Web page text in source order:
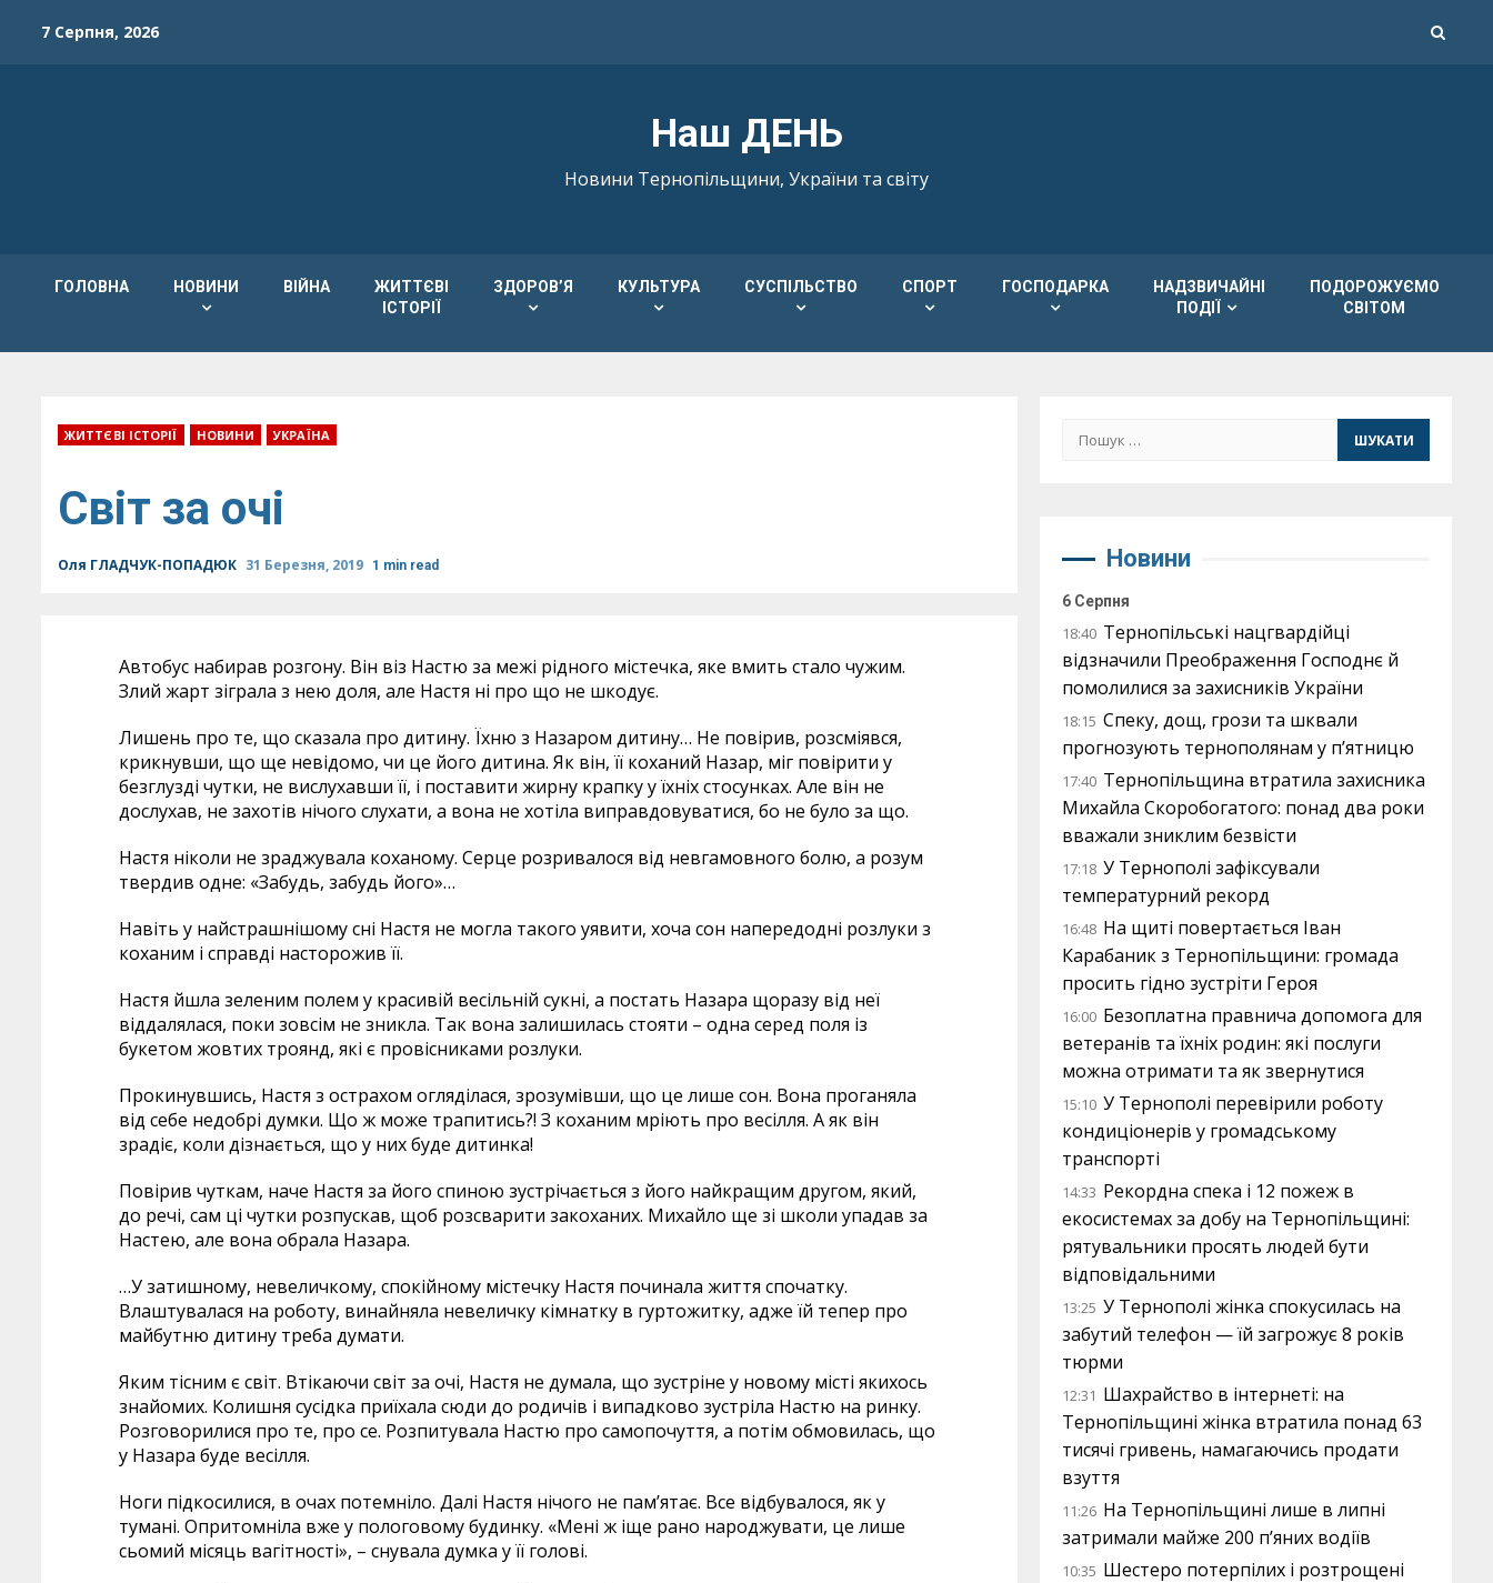
7 Серпня, 2026
Наш ДЕНЬ
Новини Тернопільщини, України та світу
ГОЛОВНА НОВИНИ ВІЙНА
ЖИТТЄВІ
ІСТОРІЇ
ЗДОРОВ’Я КУЛЬТУРА СУСПІЛЬСТВО СПОРТ ГОСПОДАРКА
НАДЗВИЧАЙНІ
ПОДІЇ
ПОДОРОЖУЄМО
СВІТОМ
ЖИТТЄВІ ІСТОРІЇ НОВИНИ УКРАЇНА
Світ за очі
Оля ГЛАДЧУК-ПОПАДЮК 31 Березня, 2019 1 min read
Автобус набирав розгону. Він віз Настю за межі рідного містечка, яке вмить стало чужим.
Злий жарт зіграла з нею доля, але Настя ні про що не шкодує.
Лишень про те, що сказала про дитину. Їхню з Назаром дитину… Не повірив, розсміявся,
крикнувши, що ще невідомо, чи це його дитина. Як він, її коханий Назар, міг повірити у
безглузді чутки, не вислухавши її, і поставити жирну крапку у їхніх стосунках. Але він не
дослухав, не захотів нічого слухати, а вона не хотіла виправдовуватися, бо не було за що.
Настя ніколи не зраджувала коханому. Серце розривалося від невгамовного болю, а розум
твердив одне: «Забудь, забудь його»…
Навіть у найстрашнішому сні Настя не могла такого уявити, хоча сон напередодні розлуки з
коханим і справді насторожив її.
Настя йшла зеленим полем у красивій весільній сукні, а постать Назара щоразу від неї
віддалялася, поки зовсім не зникла. Так вона залишилась стояти – одна серед поля із
букетом жовтих троянд, які є провісниками розлуки.
Прокинувшись, Настя з острахом огляділася, зрозумівши, що це лише сон. Вона проганяла
від себе недобрі думки. Що ж може трапитись?! З коханим мріють про весілля. А як він
зрадіє, коли дізнається, що у них буде дитинка!
Повірив чуткам, наче Настя за його спиною зустрічається з його найкращим другом, який,
до речі, сам ці чутки розпускав, щоб розсварити закоханих. Михайло ще зі школи упадав за
Настею, але вона обрала Назара.
…У затишному, невеличкому, спокійному містечку Настя починала життя спочатку.
Влаштувалася на роботу, винайняла невеличку кімнатку в гуртожитку, адже їй тепер про
майбутню дитину треба думати.
Яким тісним є світ. Втікаючи світ за очі, Настя не думала, що зустріне у новому місті якихось
знайомих. Колишня сусідка приїхала сюди до родичів і випадково зустріла Настю на ринку.
Розговорилися про те, про се. Розпитувала Настю про самопочуття, а потім обмовилась, що
у Назара буде весілля.
Ноги підкосилися, в очах потемніло. Далі Настя нічого не пам’ятає. Все відбувалося, як у
тумані. Опритомніла вже у пологовому будинку. «Мені ж іще рано народжувати, це лише
сьомий місяць вагітності», – снувала думка у її голові.
Пошук:
Новини
6 Серпня
18:40 Тернопільські нацгвардійці
відзначили Преображення Господнє й
помолилися за захисників України
18:15 Спеку, дощ, грози та шквали
прогнозують тернополянам у п’ятницю
17:40 Тернопільщина втратила захисника
Михайла Скоробогатого: понад два роки
вважали зниклим безвісти
17:18 У Тернополі зафіксували
температурний рекорд
16:48 На щиті повертається Іван
Карабаник з Тернопільщини: громада
просить гідно зустріти Героя
16:00 Безоплатна правнича допомога для
ветеранів та їхніх родин: які послуги
можна отримати та як звернутися
15:10 У Тернополі перевірили роботу
кондиціонерів у громадському
транспорті
14:33 Рекордна спека і 12 пожеж в
екосистемах за добу на Тернопільщині:
рятувальники просять людей бути
відповідальними
13:25 У Тернополі жінка спокусилась на
забутий телефон — їй загрожує 8 років
тюрми
12:31 Шахрайство в інтернеті: на
Тернопільщині жінка втратила понад 63
тисячі гривень, намагаючись продати
взуття
11:26 На Тернопільщині лише в липні
затримали майже 200 п’яних водіїв
10:35 Шестеро потерпілих і розтрощені